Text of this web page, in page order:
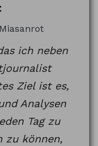
ich neben
Ziel ist es,
Analysen
Tag zu
zu können,